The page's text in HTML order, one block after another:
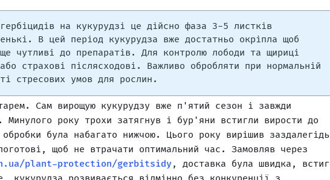
на кукурудзі це дійсно фаза 3-5 листків
В цей період кукурудза вже достатньо окріпла щоб
чутливі до препаратів. Для контролю лободи та щириці
страхові післясходові. Важливо обробляти при нормальній
стресових умов для рослин.
Сам вирощую кукурудзу вже п'ятий сезон і завжди
року трохи затягнув і бур'яни встигли вирости до
була набагато нижчою. Цього року вирішив заздалегідь
щоб не втрачати оптимальний час. Замовляв через
plant-protection/gerbitsidy, доставка була швидка, встиг